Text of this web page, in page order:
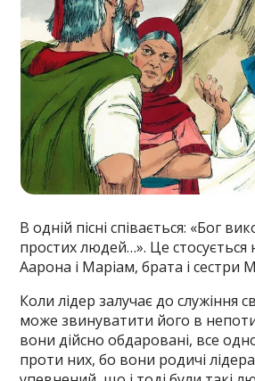
В одній пісні співається: «Бог
простих людей…». Це стосується
Аарона і Маріам, брата і сестри
Коли лідер залучає до служіння
може звинуватити його в
вони дійсно обдаровані, все
проти них, бо вони родичі